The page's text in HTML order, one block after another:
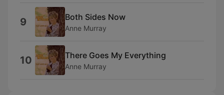
9 Both Sides Now
Anne Murray
10 There Goes My Everything
Anne Murray